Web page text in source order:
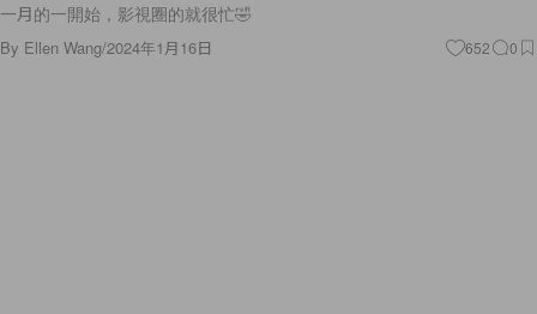
一月的一開始，影視圈的就很忙🤣
By Ellen Wang/2024年1月16日 652 0